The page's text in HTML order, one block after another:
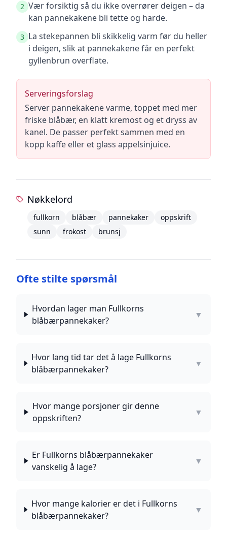
2 Vær forsiktig så du ikke overrører deigen – da
kan pannekakene bli tette og harde.
3 La stekepannen bli skikkelig varm før du heller
i deigen, slik at pannekakene får en perfekt
gyllenbrun overflate.
Serveringsforslag
Server pannekakene varme, toppet med mer
friske blåbær, en klatt kremost og et dryss av
kanel. De passer perfekt sammen med en
kopp kaffe eller et glass appelsinjuice.
Nøkkelord
fullkorn blåbær pannekaker
oppskrift
sunn
frokost brunsj
Ofte stilte spørsmål
Hvordan lager man Fullkorns
blåbærpannekaker?
▼
Hvor lang tid tar det å lage Fullkorns
blåbærpannekaker?
▼
Hvor mange porsjoner gir denne
oppskriften?
▼
Er Fullkorns blåbærpannekaker
vanskelig å lage?
▼
Hvor mange kalorier er det i Fullkorns
blåbærpannekaker?
▼